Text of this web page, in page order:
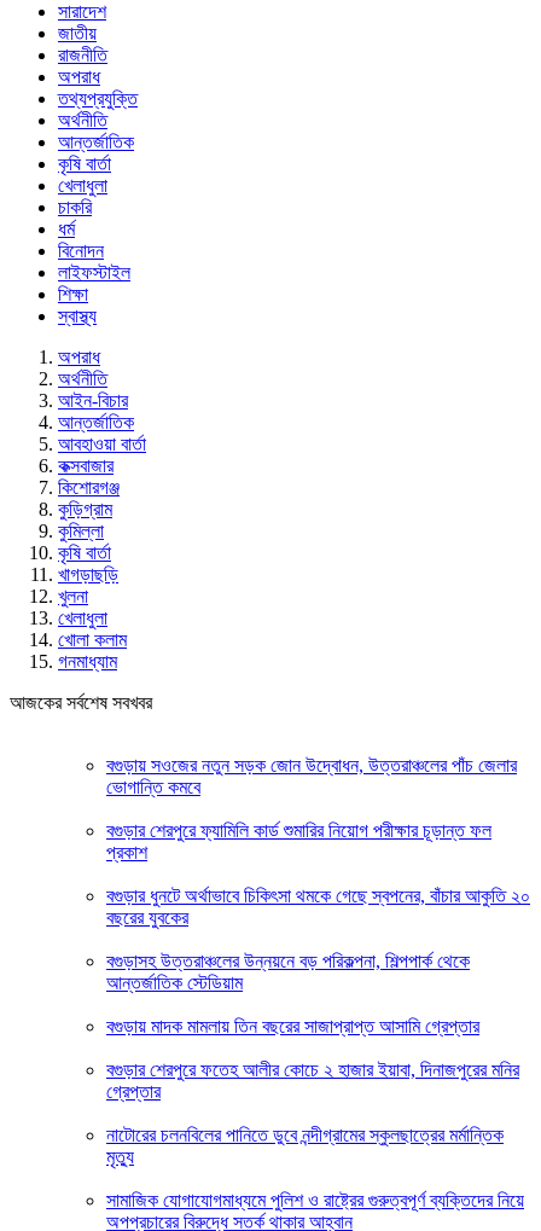
সারাদেশ
জাতীয়
রাজনীতি
অপরাধ
তথ্যপ্রযুক্তি
অর্থনীতি
আন্তর্জাতিক
কৃষি বার্তা
খেলাধুলা
চাকরি
ধর্ম
বিনোদন
লাইফস্টাইল
শিক্ষা
স্বাস্থ্য
অপরাধ
অর্থনীতি
আইন-বিচার
আন্তর্জাতিক
আবহাওয়া বার্তা
কক্সবাজার
কিশোরগঞ্জ
কুড়িগ্রাম
কুমিল্লা
কৃষি বার্তা
খাগড়াছড়ি
খুলনা
খেলাধুলা
খোলা কলাম
গনমাধ্যাম
আজকের সর্বশেষ সবখবর
বগুড়ায় সওজের নতুন সড়ক জোন উদ্বোধন, উত্তরাঞ্চলের পাঁচ জেলার
ভোগান্তি কমবে
বগুড়ার শেরপুরে ফ্যামিলি কার্ড শুমারির নিয়োগ পরীক্ষার চূড়ান্ত ফল
প্রকাশ
বগুড়ার ধুনটে অর্থাভাবে চিকিৎসা থমকে গেছে স্বপনের, বাঁচার আকুতি ২০
বছরের যুবকের
বগুড়াসহ উত্তরাঞ্চলের উন্নয়নে বড় পরিকল্পনা, শিল্পপার্ক থেকে
আন্তর্জাতিক স্টেডিয়াম
বগুড়ায় মাদক মামলায় তিন বছরের সাজাপ্রাপ্ত আসামি গ্রেপ্তার
বগুড়ার শেরপুরে ফতেহ আলীর কোচে ২ হাজার ইয়াবা, দিনাজপুরের মনির
গ্রেপ্তার
নাটোরের চলনবিলের পানিতে ডুবে নন্দীগ্রামের স্কুলছাত্রের মর্মান্তিক
মৃত্যু
সামাজিক যোগাযোগমাধ্যমে পুলিশ ও রাষ্ট্রের গুরুত্বপূর্ণ ব্যক্তিদের নিয়ে
অপপ্রচারের বিরুদ্ধে সতর্ক থাকার আহ্বান